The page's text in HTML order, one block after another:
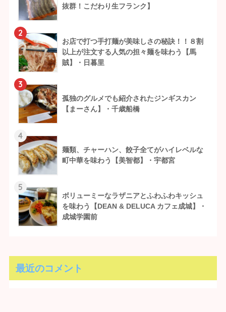
抜群！こだわり生フランク】
2
お店で打つ手打麺が美味しさの秘訣！！８割
以上が注文する人気の担々麺を味わう【馬
賊】・日暮里
3
孤独のグルメでも紹介されたジンギスカン
【まーさん】・千歳船橋
4
麺類、チャーハン、餃子全てがハイレベルな
町中華を味わう【美智都】・宇都宮
5
ボリューミーなラザニアとふわふわキッシュ
を味わう【DEAN & DELUCA カフェ成城】・
成城学園前
最近のコメント